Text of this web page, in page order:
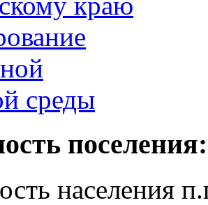
поселения:
населения